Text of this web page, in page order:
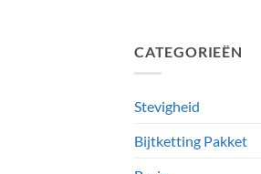
CATEGORIEËN
Stevigheid
Bijtketting Pakket